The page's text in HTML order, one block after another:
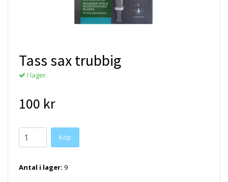
Tass sax trubbig
I lager.
100 kr
Köp
Antal i lager: 9